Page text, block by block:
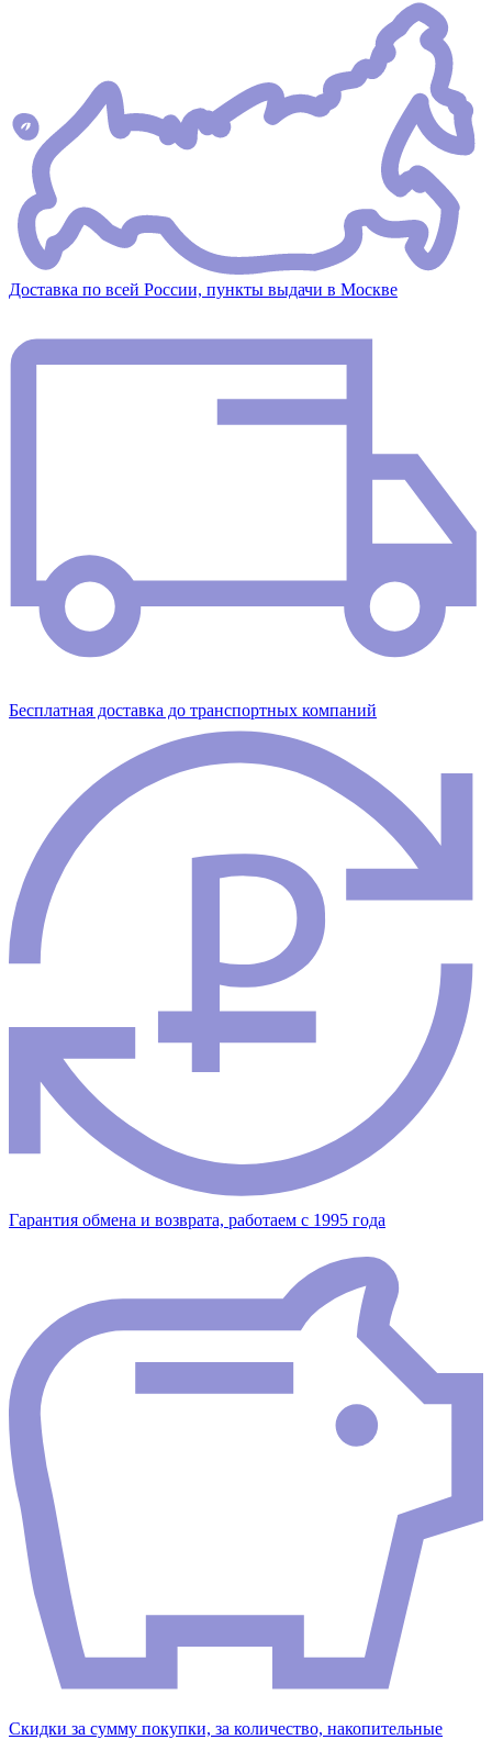
Доставка по всей России, пункты выдачи в Москве
Бесплатная доставка до транспортных компаний
Гарантия обмена и возврата, работаем с 1995 года
Скидки за сумму покупки, за количество, накопительные